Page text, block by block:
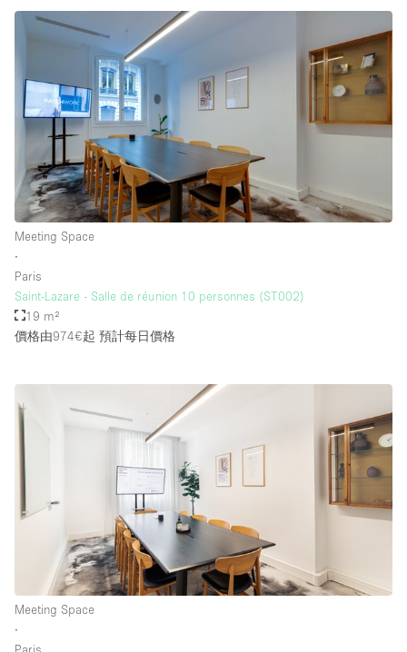
Stunning View
Terrace
Toilets
Water Access
Whitebox / Minimal
Window Display
樓層 / 入口
地下室
地面
樓上
其他
Meeting Space
∙
Paris
Saint-Lazare - Salle de réunion 10 personnes (ST002)
19 m²
價格由974€起 預計每日價格
Meeting Space
∙
Paris